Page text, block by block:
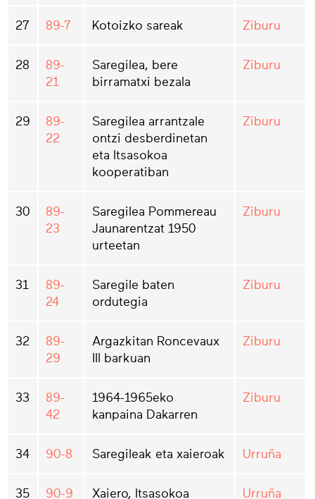
27 89-7 Kotoizko sareak Ziburu
28
89-
21
Saregilea, bere
birramatxi bezala
Ziburu
29
89-
22
Saregilea arrantzale
ontzi desberdinetan
eta Itsasokoa
kooperatiban
Ziburu
30
89-
23
Saregilea Pommereau
Jaunarentzat 1950
urteetan
Ziburu
31
89-
24
Saregile baten
ordutegia
Ziburu
32
89-
29
Argazkitan Roncevaux
III barkuan
Ziburu
33
89-
42
1964-1965eko
kanpaina Dakarren
Ziburu
34 90-8 Saregileak eta xaieroak Urruña
35 90-9
Xaiero, Itsasokoa
Urruña